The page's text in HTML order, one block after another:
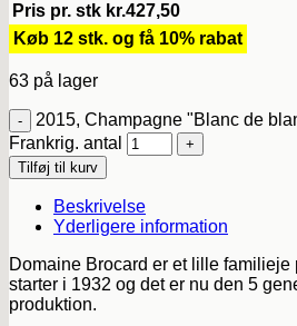
Pris pr. stk kr.427,50
Køb 12 stk. og få 10% rabat
63 på lager
2015, Champagne "Blanc de
Frankrig. antal
Tilføj til kurv
Beskrivelse
Yderligere information
Domaine Brocard er et lille familieje
starter i 1932 og det er nu den 5
produktion.